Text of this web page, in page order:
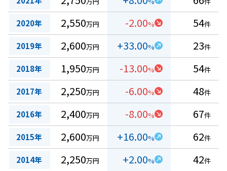
2020年 2,550万円 -2.00% 54件
2019年 2,600万円 +33.00% 23件
2018年 1,950万円 -13.00% 54件
2017年 2,250万円 -6.00% 48件
2016年 2,400万円 -8.00% 67件
2015年 2,600万円 +16.00% 62件
2014年 2,250万円 +2.00% 42件